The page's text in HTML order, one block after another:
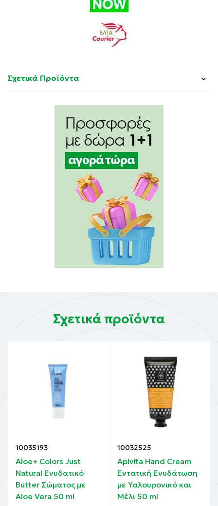
Σχετικά Προϊόντα
Σχετικά προϊόντα
10035193
Aloe+ Colors Just
Natural Ενυδατικό
Butter Σώματος με
Aloe Vera 50 ml
10032525
Apivita Hand Cream
Εντατική Ενυδάτωση
με Υαλουρονικό και
Μέλι 50 ml